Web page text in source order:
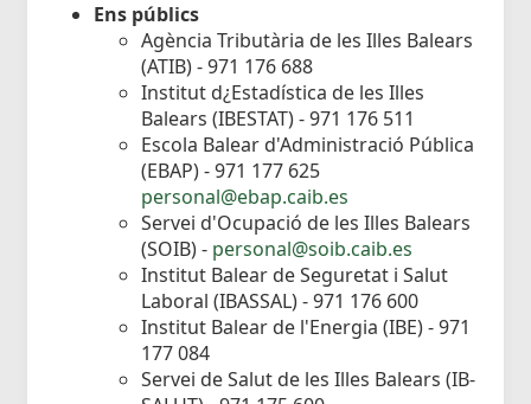
Ens públics
Agència Tributària de les Illes Balears
(ATIB) - 971 176 688
Institut d¿Estadística de les Illes
Balears (IBESTAT) - 971 176 511
Escola Balear d'Administració Pública
(EBAP) - 971 177 625
personal@ebap.caib.es
Servei d'Ocupació de les Illes Balears
(SOIB) - personal@soib.caib.es
Institut Balear de Seguretat i Salut
Laboral (IBASSAL) - 971 176 600
Institut Balear de l'Energia (IBE) - 971
177 084
Servei de Salut de les Illes Balears (IB-